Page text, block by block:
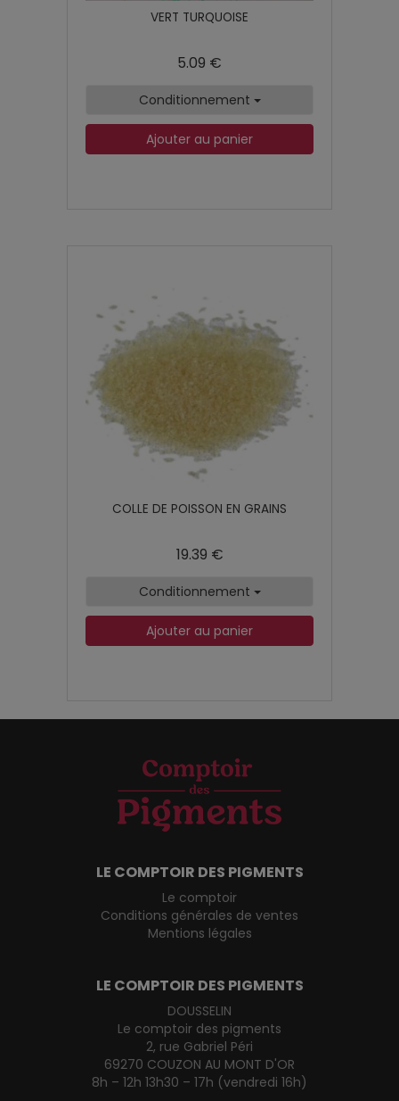
VERT TURQUOISE
5.09 €
Conditionnement
Ajouter au panier
COLLE DE POISSON EN GRAINS
19.39 €
Conditionnement
Ajouter au panier
LE COMPTOIR DES PIGMENTS
Le comptoir
Conditions générales de ventes
Mentions légales
LE COMPTOIR DES PIGMENTS
DOUSSELIN
Le comptoir des pigments
2, rue Gabriel Péri
69270 COUZON AU MONT D'OR
8h – 12h 13h30 – 17h (vendredi 16h)